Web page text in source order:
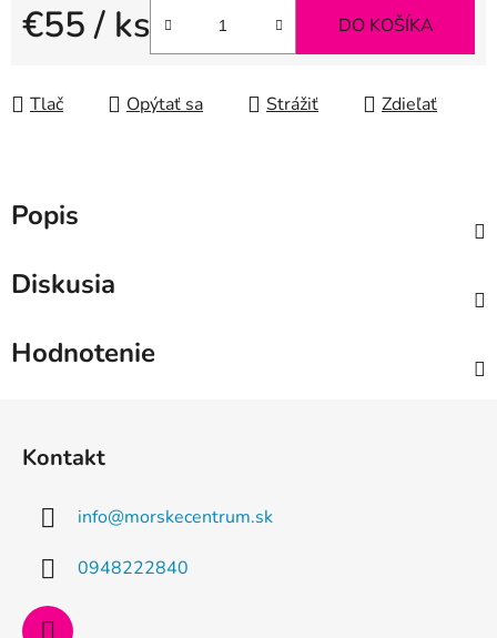
€55/ ks
Jednotková cena:
DO KOŠÍKA
Tlač Opýtať sa Strážiť Zdieľať
Popis
Diskusia
Hodnotenie
Kontakt
info@morskecentrum.sk
0948222840